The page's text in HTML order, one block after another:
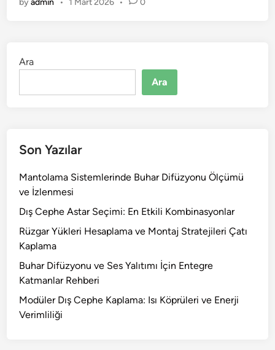
byadmin • 1 Mart 2026 • 0
Ara
Ara
Son Yazılar
Mantolama Sistemlerinde Buhar Difüzyonu Ölçümü
ve İzlenmesi
Dış Cephe Astar Seçimi: En Etkili Kombinasyonlar
Rüzgar Yükleri Hesaplama ve Montaj Stratejileri Çatı
Kaplama
Buhar Difüzyonu ve Ses Yalıtımı İçin Entegre
Katmanlar Rehberi
Modüler Dış Cephe Kaplama: Isı Köprüleri ve Enerji
Verimliliği